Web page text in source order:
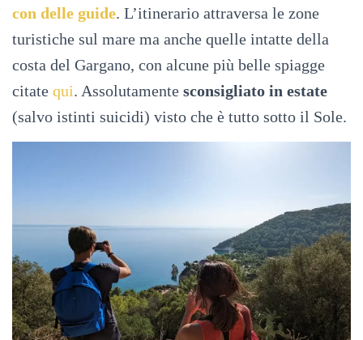
con delle guide. L’itinerario attraversa le zone
turistiche sul mare ma anche quelle intatte della
costa del Gargano, con alcune più belle spiagge
citate qui. Assolutamente sconsigliato in estate
(salvo istinti suicidi) visto che è tutto sotto il Sole.